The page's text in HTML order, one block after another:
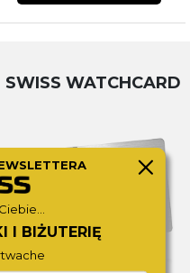
SWISS WATCHCARD
I BIŻUTERIĘ